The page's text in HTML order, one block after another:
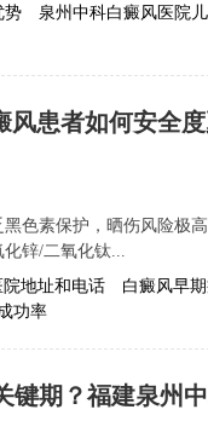
势
泉州中科白癜风医院
风患者如何安全
色素保护，晒伤风险极
锌/二氧化钛...
地址和电话
白癜风早
功率
键期？福建泉州